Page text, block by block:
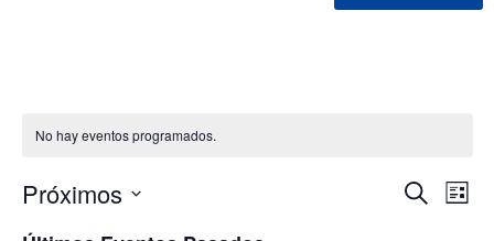
No hay eventos programados.
BuscarLista
Próximos
la